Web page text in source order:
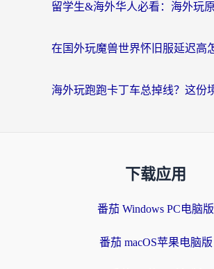
下载应用
番茄 Windows PC电脑版
番茄 macOS苹果电脑版